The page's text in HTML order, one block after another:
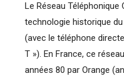
Le Réseau
technologie historique
(avec le téléphone
T »). En France, ce
années 80 par Orange